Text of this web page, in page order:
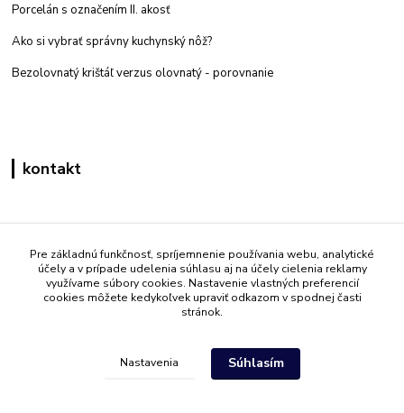
Porcelán s označením II. akosť
Ako si vybrať správny kuchynský nôž?
Bezolovnatý krištáľ verzus olovnatý - porovnanie
kontakt
+421 908 861 051
(Po - Pia 7:30-15:30)
info@mati.sk
Pre základnú funkčnosť, spríjemnenie používania webu, analytické
účely a v prípade udelenia súhlasu aj na účely cielenia reklamy
využívame súbory cookies. Nastavenie vlastných preferencií
cookies môžete kedykoľvek upraviť odkazom v spodnej časti
stránok.
Nastavenia Súhlasím